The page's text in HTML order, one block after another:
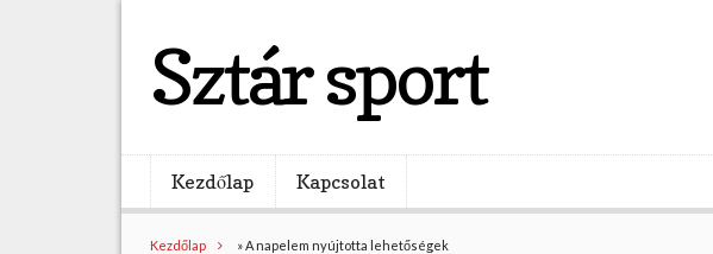
Sztár sport
Kezdőlap Kapcsolat
Kezdőlap »A napelem nyújtotta lehetőségek